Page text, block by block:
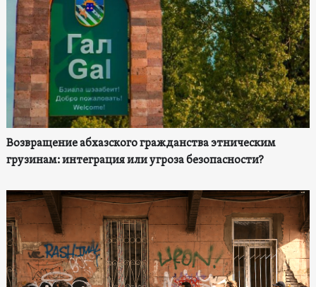
Возвращение абхазского гражданства этническим
грузинам: интеграция или угроза безопасности?